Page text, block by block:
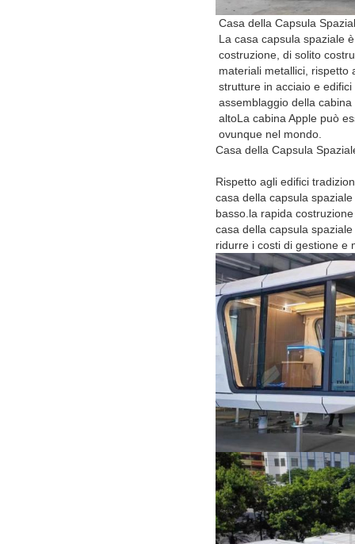
Casa della Capsula
La casa capsula spaziale
costruzione, di solito
materiali metallici, rispetto
strutture in acciaio e
assemblaggio della
altoLa cabina Apple può
ovunque nel mondo.
Casa della Capsula
Rispetto agli edifici
casa della capsula
basso.la rapida
casa della capsula
ridurre i costi di gestione e